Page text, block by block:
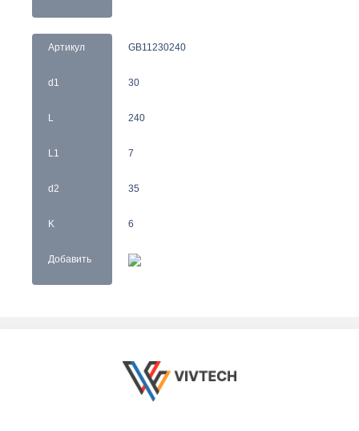
Артикул
d1
L
L1
d2
K
Добавить
GB11230240
30
240
7
35
6